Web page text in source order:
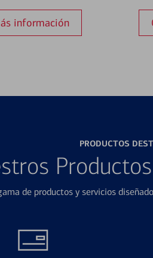
información
PRODUCTOS
de productos y servicios